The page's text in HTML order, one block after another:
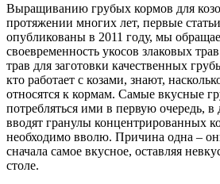
Выращиванию грубых кормов для
протяжении многих лет, первые
опубликованы в 2011 году, мы
своевременность укосов злаковых
трав для заготовки качественных
кто работает с козами, знают,
относятся к кормам. Самые вкусные
потребляться ими в первую очередь,
вводят гранулы концентрированных
необходимо вволю. Причина одна –
сначала самое вкусное, оставляя
столе.